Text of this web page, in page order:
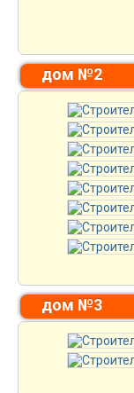
дом №2
дом №3